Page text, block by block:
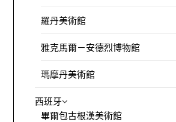
羅丹美術館
雅克馬爾－安德烈博物館
瑪摩丹美術館
西班牙
畢爾包古根漢美術館